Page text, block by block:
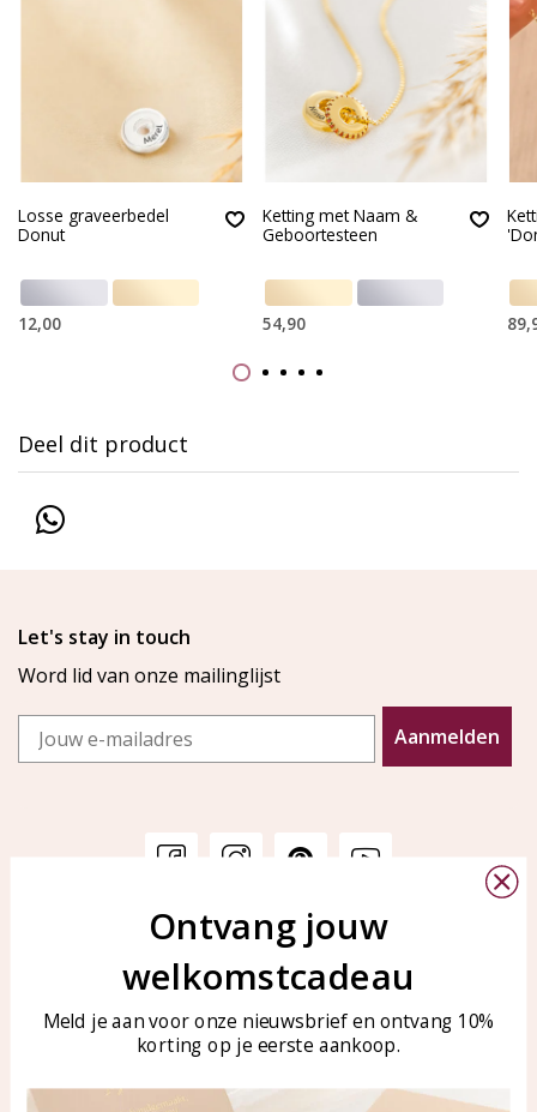
Losse graveerbedel
Donut
12,00
Ketting met Naam &
Geboortesteen
54,90
Deel dit product
Let's stay in touch
Word lid van onze mailinglijst
Email
Aanmelden
Veelgestelde vragen
Sieraden onderhouden
KAYA Sieraden
Bellen of WhatsApp Ma-Vr
tussen 09:00-17:00
Tel: 0850003187
WhatsApp: 0850003187
klantenservice@kayasierade
Ontvang jouw
welkomstcadeau
Meld je aan voor onze nieuwsbrief en ontvang 10%
korting op je eerste aankoop.